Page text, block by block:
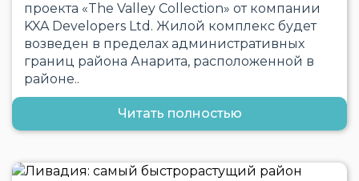
проекта «The Valley Collection» от компании
KXA Developers Ltd. Жилой комплекс будет
возведен в пределах административных
границ района Анарита, расположенной в
районе..
Читать полностью